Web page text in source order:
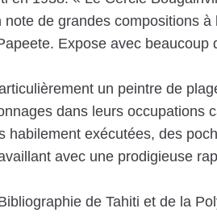
de grandes compositions à
Expose avec beaucoup
un peintre de
dans leurs occupations
exécutées, des
avec une prodigieuse
de Tahiti et de la